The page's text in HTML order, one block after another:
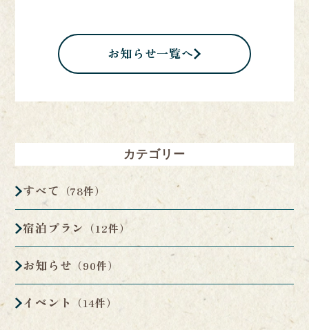
お知らせ一覧へ
カテゴリー
すべて （78件）
宿泊プラン （12件）
お知らせ （90件）
イベント （14件）